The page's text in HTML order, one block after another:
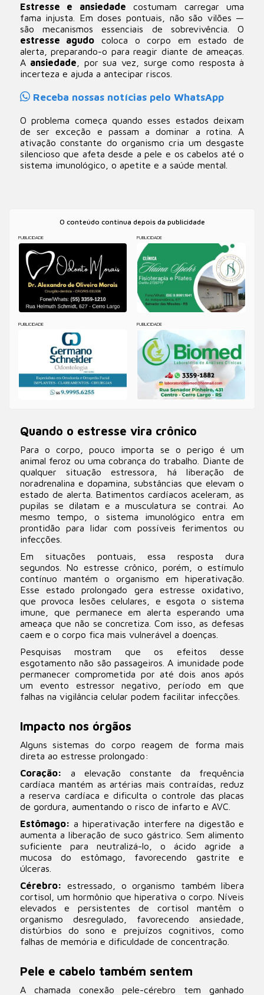
Estresse e ansiedade costumam carregar uma
fama injusta. Em doses pontuais, não são vilões —
são mecanismos essenciais de sobrevivência. O
estresse agudo coloca o corpo em estado de
alerta, preparando-o para reagir diante de ameaças.
A ansiedade , por sua vez, surge como resposta à
incerteza e ajuda a antecipar riscos.
Receba nossas notícias pelo WhatsApp
O problema começa quando esses estados deixam
de ser exceção e passam a dominar a rotina. A
ativação constante do organismo cria um desgaste
silencioso que afeta desde a pele e os cabelos até o
sistema imunológico, o apetite e a saúde mental.
O conteúdo continua depois da publicidade
PUBLICIDADE PUBLICIDADE
PUBLICIDADE PUBLICIDADE
Quando o estresse vira crônico
Para o corpo, pouco importa se o perigo é um
animal feroz ou uma cobrança do trabalho. Diante de
qualquer situação estressora, há liberação de
noradrenalina e dopamina, substâncias que elevam o
estado de alerta. Batimentos cardíacos aceleram, as
pupilas se dilatam e a musculatura se contrai. Ao
mesmo tempo, o sistema imunológico entra em
prontidão para lidar com possíveis ferimentos ou
infecções.
Em situações pontuais, essa resposta dura
segundos. No estresse crônico, porém, o estímulo
contínuo mantém o organismo em hiperativação.
Esse estado prolongado gera estresse oxidativo,
que provoca lesões celulares, e esgota o sistema
imune, que permanece em alerta esperando uma
ameaça que não se concretiza. Com isso, as defesas
caem e o corpo fica mais vulnerável a doenças.
Pesquisas mostram que os efeitos desse
esgotamento não são passageiros. A imunidade pode
permanecer comprometida por até dois anos após
um evento estressor negativo, período em que
falhas na vigilância celular podem facilitar infecções.
Impacto nos órgãos
Alguns sistemas do corpo reagem de forma mais
direta ao estresse prolongado:
Coração: a elevação constante da frequência
cardíaca mantém as artérias mais contraídas, reduz
a reserva cardíaca e dificulta o controle das placas
de gordura, aumentando o risco de infarto e AVC.
Estômago: a hiperativação interfere na digestão e
aumenta a liberação de suco gástrico. Sem alimento
suficiente para neutralizá-lo, o ácido agride a
mucosa do estômago, favorecendo gastrite e
úlceras.
Cérebro: estressado, o organismo também libera
cortisol, um hormônio que hiperativa o corpo. Níveis
elevados e persistentes de cortisol mantêm o
organismo desregulado, favorecendo ansiedade,
distúrbios do sono e prejuízos cognitivos, como
falhas de memória e dificuldade de concentração.
Pele e cabelo também sentem
A chamada conexão pele-cérebro tem ganhado